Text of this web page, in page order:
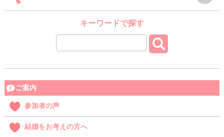
キーワードで探す
ご案内
参加者の声
結婚をお考えの方へ